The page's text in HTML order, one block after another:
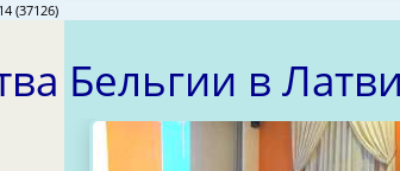
(37126)
Бельгии в